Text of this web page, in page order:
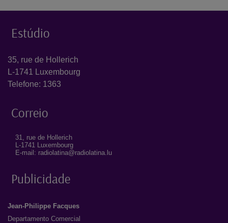
Estúdio
35, rue de Hollerich
L-1741 Luxembourg
Telefone: 1363
Correio
31, rue de Hollerich
L-1741 Luxembourg
E-mail: radiolatina@radiolatina.lu
Publicidade
Jean-Philippe Facques
Departamento Comercial